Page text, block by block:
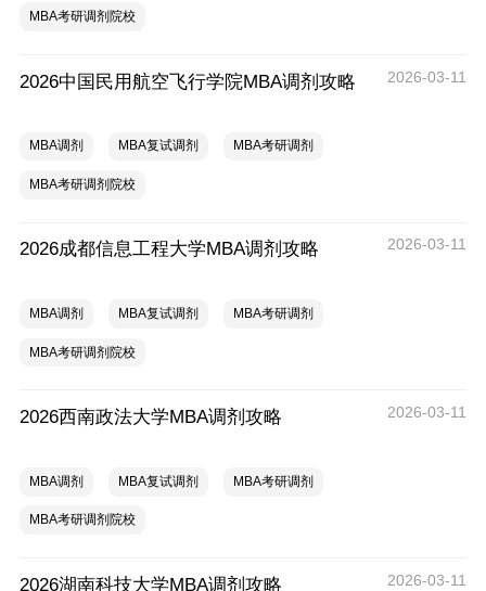
MBA考研调剂院校
2026中国民用航空飞行学院MBA调剂攻略 2026-03-11
MBA调剂 MBA复试调剂 MBA考研调剂
MBA考研调剂院校
2026成都信息工程大学MBA调剂攻略 2026-03-11
MBA调剂 MBA复试调剂 MBA考研调剂
MBA考研调剂院校
2026西南政法大学MBA调剂攻略 2026-03-11
MBA调剂 MBA复试调剂 MBA考研调剂
MBA考研调剂院校
2026湖南科技大学MBA调剂攻略 2026-03-11